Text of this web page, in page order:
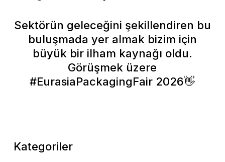
Sektörün geleceğini şekillendiren bu
buluşmada yer almak bizim için
büyük bir ilham kaynağı oldu.
Görüşmek üzere
#EurasiaPackagingFair 2026👋
Kategoriler